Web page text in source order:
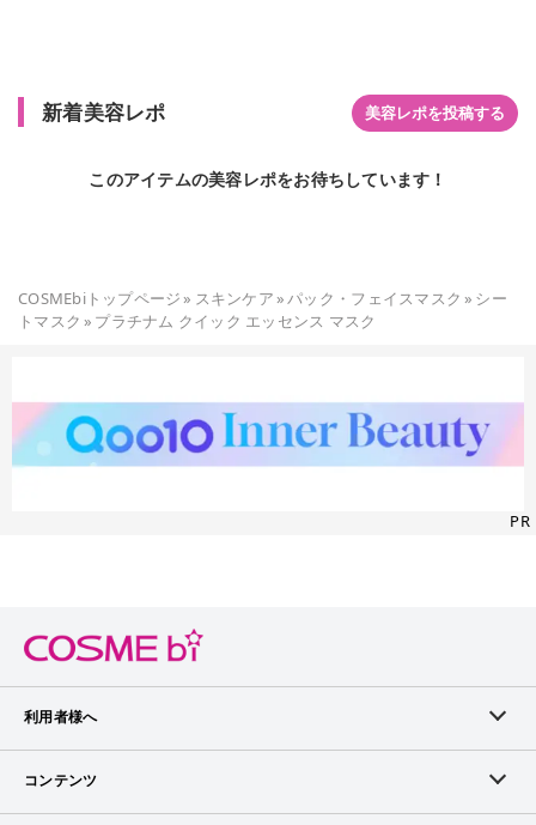
新着美容レポ 美容レポを投稿する
このアイテムの美容レポをお待ちしています！
COSMEbiトップページ» スキンケア»パック・フェイスマスク » シー
トマスク » プラチナム クイック エッセンス マスク
PR
利用者様へ
メンバーログイン
コンテンツ